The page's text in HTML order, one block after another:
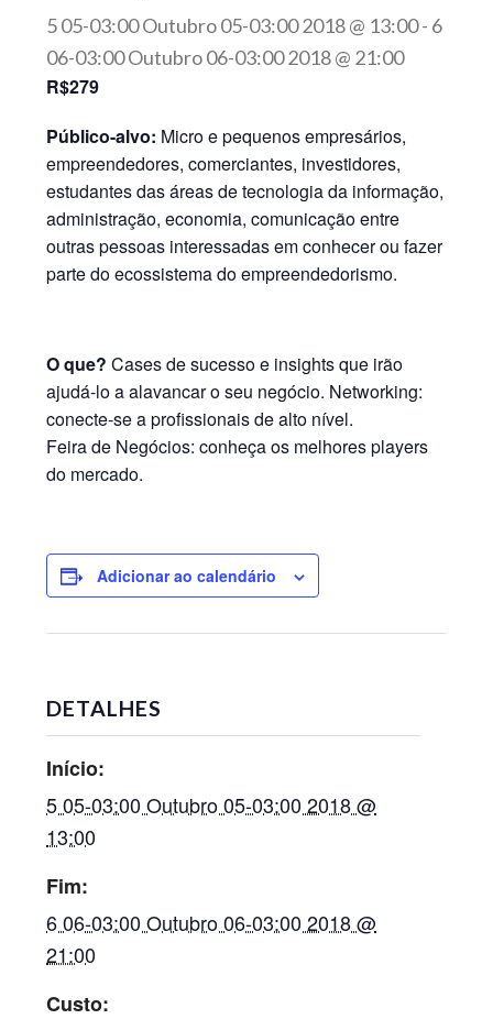
5 05-03:00 Outubro 05-03:00 2018 @ 13:00- 6
06-03:00 Outubro 06-03:00 2018 @ 21:00
R$279
Público-alvo: Micro e pequenos empresários,
empreendedores, comerciantes, investidores,
estudantes das áreas de tecnologia da informação,
administração, economia, comunicação entre
outras pessoas interessadas em conhecer ou fazer
parte do ecossistema do empreendedorismo.
O que? Cases de sucesso e insights que irão
ajudá-lo a alavancar o seu negócio. Networking:
conecte-se a profissionais de alto nível.
Feira de Negócios: conheça os melhores players
do mercado.
Adicionar ao calendário
DETALHES
Início:
5 05-03:00 Outubro 05-03:00 2018 @
13:00
Fim:
6 06-03:00 Outubro 06-03:00 2018 @
21:00
Custo: